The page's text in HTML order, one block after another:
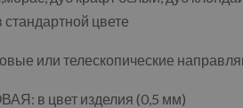
цвете
или телескопические
в цвет изделия (0,5 мм)